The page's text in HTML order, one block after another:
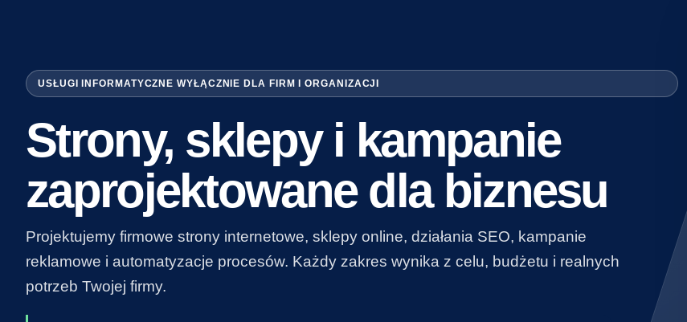
USŁUGI INFORMATYCZNE WYŁĄCZNIE DLA FIRM I ORGANIZACJI
Strony, sklepy i kampanie
zaprojektowane dla biznesu
Projektujemy firmowe strony internetowe, sklepy online, działania SEO, kampanie
reklamowe i automatyzacje procesów. Każdy zakres wynika z celu, budżetu i realnych
potrzeb Twojej firmy.